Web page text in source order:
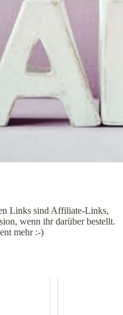
Links sind Affiliate-Links,
wenn ihr darüber bestellt.
mehr :-)